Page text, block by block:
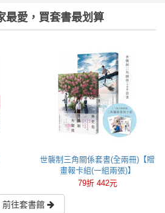
最愛，買套書最划算
世襲制三角關係套書(全兩冊)【贈
畫報卡組(一組兩張)】
79折 442元
前往套書館